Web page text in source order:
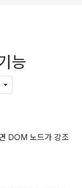
능
DOM 노드가 강조